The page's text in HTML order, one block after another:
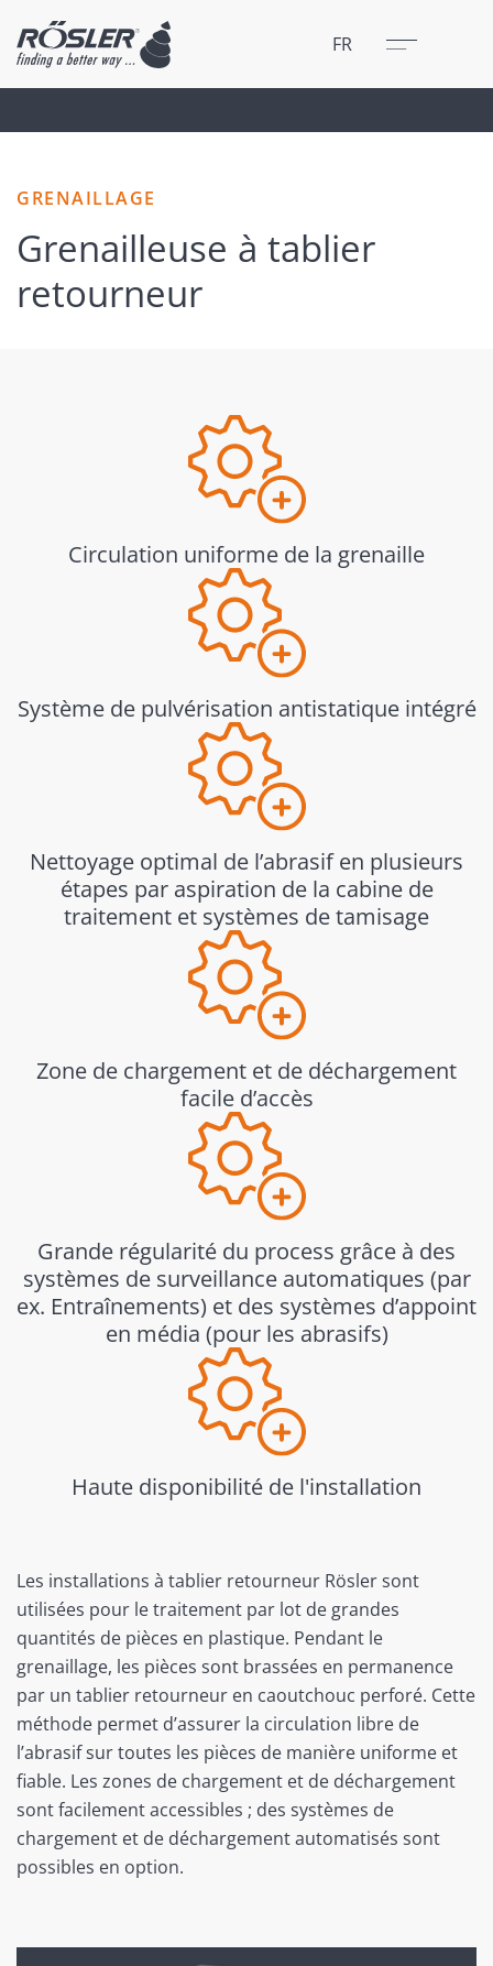
FR Menu
Fermer
GRENAILLAGE
Grenailleuse à tablier
retourneur
Circulation uniforme de la grenaille
Système de pulvérisation antistatique intégré
Nettoyage optimal de l’abrasif en plusieurs
étapes par aspiration de la cabine de
traitement et systèmes de tamisage
Zone de chargement et de déchargement
facile d’accès
Grande régularité du process grâce à des
systèmes de surveillance automatiques (par
ex. Entraînements) et des systèmes d’appoint
en média (pour les abrasifs)
Haute disponibilité de l'installation
Les installations à tablier retourneur Rösler sont
utilisées pour le traitement par lot de grandes
quantités de pièces en plastique. Pendant le
grenaillage, les pièces sont brassées en permanence
par un tablier retourneur en caoutchouc perforé. Cette
méthode permet d’assurer la circulation libre de
l’abrasif sur toutes les pièces de manière uniforme et
fiable. Les zones de chargement et de déchargement
sont facilement accessibles ; des systèmes de
chargement et de déchargement automatisés sont
possibles en option.